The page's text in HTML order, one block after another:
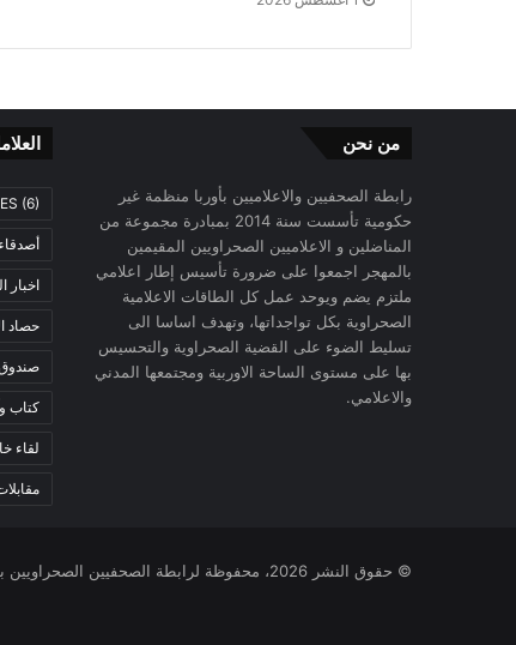
من نحن
رابطة الصحفيين والاعلاميين بأوربا منظمة غير
حكومية تأسست سنة 2014 بمبادرة مجموعة من
المناضلين و الاعلاميين الصحراويين المقيمين
بالمهجر اجمعوا على ضرورة تأسيس إطار اعلامي
ملتزم يضم ويوحد عمل كل الطاقات الاعلامية
الصحراوية بكل تواجداتها، وتهدف اساسا الى
تسليط الضوء على القضية الصحراوية والتحسيس
بها على مستوى الساحة الاوربية ومجتمعها المدني
والاعلامي.
ES (6)
اخبار
حصاد
صندوق
كتاب
لقاء
© حقوق النشر 2026، محفوظة لرابطة الصحفيين الصحراويين بأوروبا |